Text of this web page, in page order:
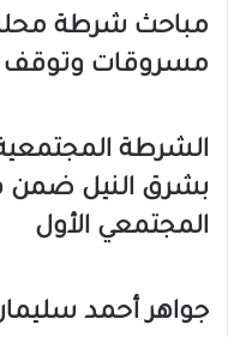
مباحث شرطة
مسروقات
الشرطة
بشرق النيل ضمن
المجتمعي الأول
جواهر أحمد